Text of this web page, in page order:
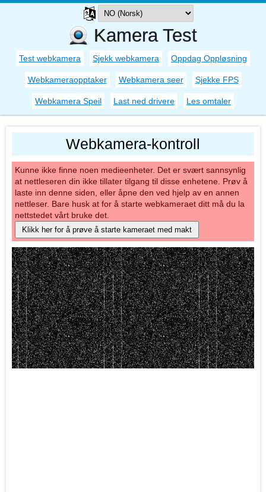
Kamera Test
Test webkamera Sjekk webkamera Oppdag Oppløsning
Webkameraopptaker Webkamera seer Sjekke FPS
Webkamera Speil Last ned drivere Les omtaler
Webkamera-kontroll
Kunne ikke finne noen medieenheter. Det er svært sannsynlig
at nettleseren din ikke tillater tilgang til disse enhetene. Prøv å
laste inn denne siden, eller åpne den ved hjelp av en annen
nettleser. Bare husk at for å starte webkameraet ditt må du la
nettstedet vårt bruke det.
Klikk her for å prøve å starte kameraet med makt